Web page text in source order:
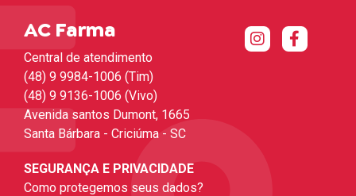
AC Farma
Central de atendimento
(48) 9 9984-1006 (Tim)
(48) 9 9136-1006 (Vivo)
Avenida santos Dumont, 1665
Santa Bárbara - Criciúma - SC
SEGURANÇA E PRIVACIDADE
Como protegemos seus dados?